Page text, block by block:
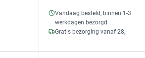
Vandaag besteld, binnen 1-3
werkdagen bezorgd
Gratis bezorging vanaf 28,-